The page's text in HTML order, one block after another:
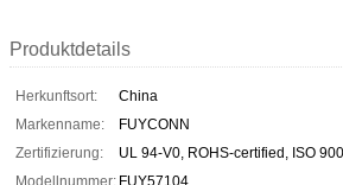
Produktdetails
Herkunftsort:
China
Markenname:
FUYCONN
Zertifizierung:
UL 94-V0, ROHS-certified, ISO
Modellnummer: FUY57104